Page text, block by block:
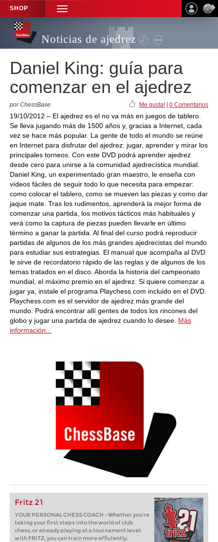
SHOP
TOGGLE
NAVIGATION
Noticias de ajedrez
Daniel King: guía para
comenzar en el ajedrez
por ChessBase Me gusta! 0 Comentarios
19/10/2012 – El ajedrez es el no va más en juegos de tablero.
Se lleva jugando más de 1500 años y, gracias a Internet, cada
vez se hace más popular. La gente de todo el mundo se reúne
en Internet para disfrutar del ajedrez: jugar, aprender y mirar los
principales torneos. Con este DVD podrá aprender ajedrez
desde cero para unirse a la comunidad ajedrecística mundial.
Daniel King, un experimentado gran maestro, le enseña con
vídeos fáciles de seguir todo lo que necesita para empezar:
como colocar el tablero, como se mueven las piezas y como dar
jaque mate. Tras los rudimentos, aprenderá la mejor forma de
comenzar una partida, los motivos tácticos más habituales y
verá como la captura de piezas pueden llevarle en último
término a ganar la partida. Al final del curso podrá reproducir
partidas de algunos de los más grandes ajedrecistas del mundo
para estudiar sus estrategias. El manual que acompaña al DVD
le sirve de recordatorio rápido de las reglas y de algunos de los
temas tratados en el disco. Aborda la historia del campeonato
mundial, el máximo premio en el ajedrez. Si quiere comenzar a
jugar ya, instale el programa Playchess.com incluido en el DVD.
Playchess.com es el servidor de ajedrez más grande del
mundo. Podrá encontrar allí gentes de todos los rincones del
globo y jugar una partida de ajedrez cuando lo desee. Más
información...
Fritz 21
YOUR PERSONAL CHESS COACH - Whether you’re
taking your first steps into the world of club
chess, or already playing at a tournament level:
with FRITZ, you can train more efficiently,